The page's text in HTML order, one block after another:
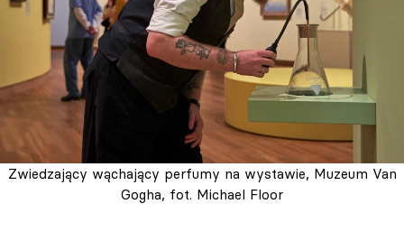
Zwiedzający wąchający perfumy na wystawie, Muzeum Van
Gogha, fot. Michael Floor